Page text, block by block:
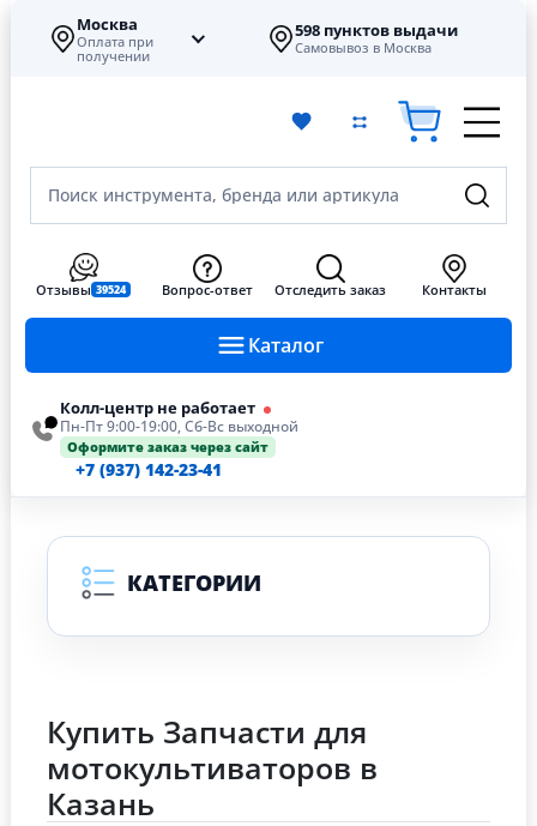
Москва
Оплата при
получении
598 пунктов выдачи
Самовывоз в Москва
Поиск инструмента, бренда или артикула
Каталог
Отзывы 39524 Вопрос-ответ Отследить заказ Контакты
Колл-центр не работает
Пн-Пт 9:00-19:00, Сб-Вс выходной
Оформите заказ через сайт
+7 (937) 142-23-41
КАТЕГОРИИ
Купить Запчасти для
мотокультиваторов в
Казань